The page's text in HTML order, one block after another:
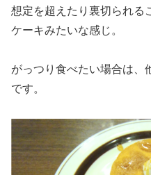
想定を超えたり裏切られる
ケーキみたいな感じ。
がっつり食べたい場合は、
です。